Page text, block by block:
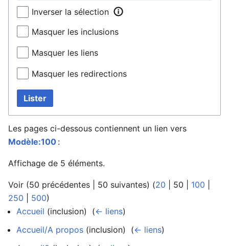
Inverser la sélection
Masquer les inclusions
Masquer les liens
Masquer les redirections
Lister
Les pages ci-dessous contiennent un lien vers
Modèle:100 :
Affichage de 5 éléments.
Voir (50 précédentes 50 suivantes) (20 50 100
250
500)
Accueil (inclusion) ‎ (← liens)
Accueil/A propos (inclusion) ‎ (← liens)